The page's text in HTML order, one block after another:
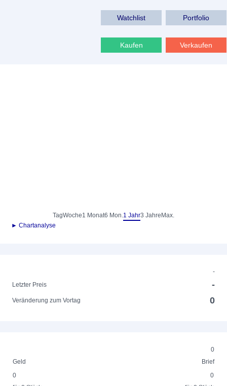
Watchlist Portfolio
Kaufen Verkaufen
TagWoche1 Monat6 Mon.1 Jahr3 Jahre Max.
► Chartanalyse
-
Letzter Preis
-
Veränderung zum Vortag 0
0
Geld
Brief
0
0